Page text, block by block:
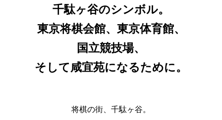
千駄ヶ谷のシンボル。
東京将棋会館、東京体育館、
国立競技場、
そして咸宜苑になるために。
将棋の街、千駄ヶ谷。